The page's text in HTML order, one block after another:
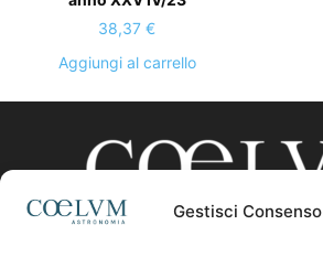
Gestisci Consenso
38,37€
Aggiungi al carrello